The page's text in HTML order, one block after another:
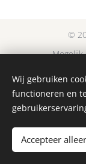
©
Wij gebruiken
functioneren en
Accepteer